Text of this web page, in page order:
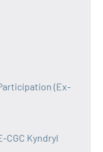
(Ex-
CGC Kyndryl